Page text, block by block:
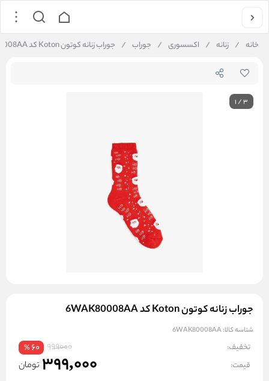
خانه / زنانه / اکسسوری / جوراب / جوراب زنانه کوتون Koton کد 6WAK80008AA
1/3
جوراب زنانه کوتون Koton کد 6WAK80008AA
شناسه کالا:6WAK80008AA
تخفیف: 999000
60
%
قیمت: 399,000 تومان